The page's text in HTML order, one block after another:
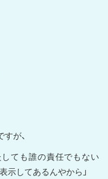
が、
しても誰の責任でもない
示してあるんやから」